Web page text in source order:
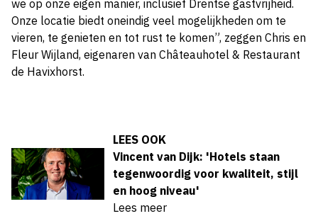
we op onze eigen manier, inclusief Drentse gastvrijheid.
Onze locatie biedt oneindig veel mogelijkheden om te
vieren, te genieten en tot rust te komen”, zeggen Chris en
Fleur Wijland, eigenaren van Châteauhotel & Restaurant
de Havixhorst.
LEES OOK
Vincent van Dijk: 'Hotels staan
tegenwoordig voor kwaliteit, stijl
en hoog niveau'
Lees meer